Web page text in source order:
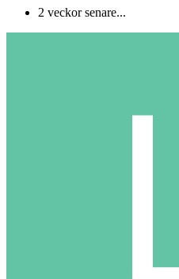
2 veckor senare...